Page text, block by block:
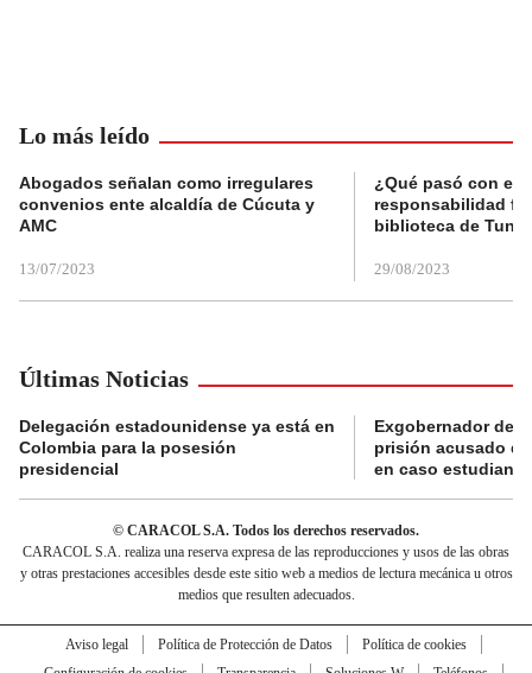
Lo más leído
Abogados señalan como irregulares
convenios ente alcaldía de Cúcuta y
AMC
13/07/2023
¿Qué pasó con el
responsabilidad
biblioteca de
29/08/2023
Últimas Noticias
Delegación estadounidense ya está en
Colombia para la posesión
presidencial
Exgobernador de
prisión acusado
en caso
© CARACOL S.A. Todos los derechos reservados.
CARACOL S.A. realiza una reserva expresa de las reproducciones y usos de las obras
y otras prestaciones accesibles desde este sitio web a medios de lectura mecánica u otros
medios que resulten adecuados.
Aviso legal Política de Protección de Datos
Política de cookies